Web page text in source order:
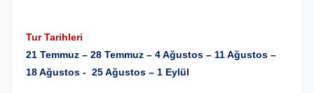
Tur Tarihleri
21 Temmuz – 28 Temmuz – 4 Ağustos – 11 Ağustos –
18 Ağustos - 25 Ağustos – 1 Eylül